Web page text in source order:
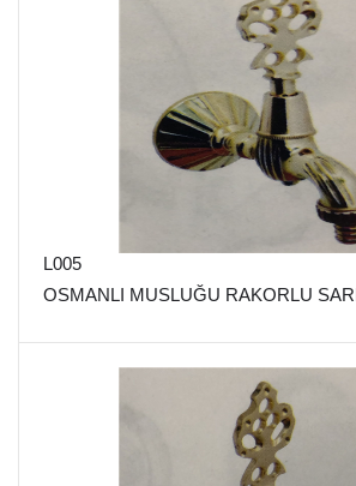
L005
OSMANLI MUSLUĞU RAKORLU